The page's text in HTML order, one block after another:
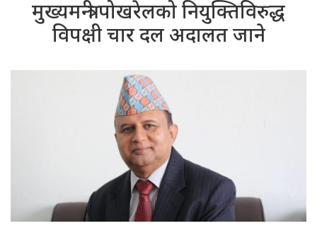
मुख्यमन्त्री पोखरेलको नियुक्तिविरुद्ध
विपक्षी चार दल अदालत जाने